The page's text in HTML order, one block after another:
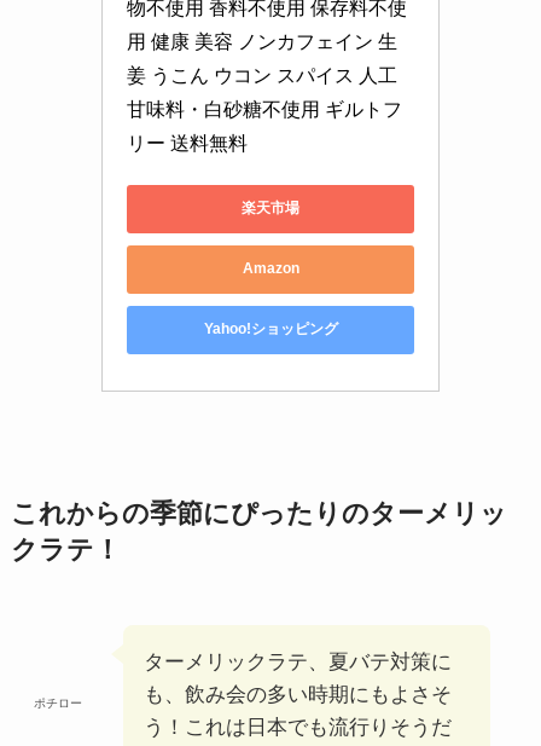
物不使用 香料不使用 保存料不使
用 健康 美容 ノンカフェイン 生
姜 うこん ウコン スパイス 人工
甘味料・白砂糖不使用 ギルトフ
リー 送料無料
楽天市場
Amazon
Yahoo!ショッピング
これからの季節にぴったりのターメリッ
クラテ！
ポチロー
ターメリックラテ、夏バテ対策に
も、飲み会の多い時期にもよさそ
う！これは日本でも流行りそうだ